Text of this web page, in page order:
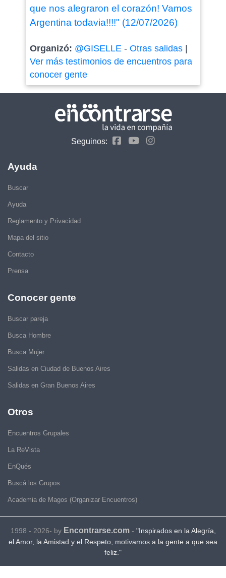
que nos alegraron el corazón! Vamos
Argentina todavia!!!!" (12/07/2026)
Organizó: @GISELLE- Otras salidas|
Ver más testimonios de encuentros para
conocer gente
Seguinos:
Ayuda
Buscar
Ayuda
Reglamento y Privacidad
Mapa del sitio
Contacto
Prensa
Conocer gente
Buscar pareja
Busca Hombre
Busca Mujer
Salidas en Ciudad de Buenos Aires
Salidas en Gran Buenos Aires
Otros
Encuentros Grupales
La ReVista
EnQués
Buscá los Grupos
Academia de Magos (Organizar Encuentros)
1998 - 2026- by Encontrarse.com- "Inspirados en la Alegría,
el Amor, la Amistad y el Respeto, motivamos a la gente a que sea
feliz."